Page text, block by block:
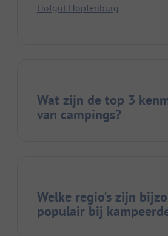
Hofgut Hopfenburg
Wat zijn de top 3
van campings?
Welke regio's zijn
populair bij